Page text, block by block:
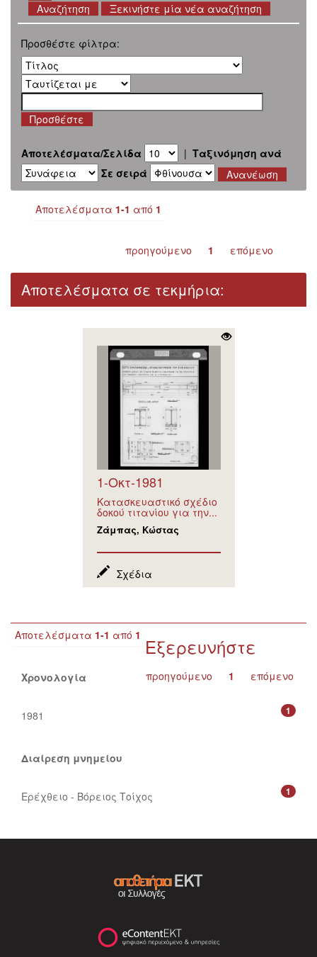
Ξεκινήστε μία νέα αναζήτηση
Προσθέστε φίλτρα:
Αποτελέσματα/Σελίδα | Ταξινόμηση ανά
Σε σειρά
Αποτελέσματα 1-1 από 1
προηγούμενο 1 επόμενο
Αποτελέσματα σε τεκμήρια:
1-Οκτ-1981
Κατασκευαστικό σχέδιο
δοκού τιτανίου για την...
Ζάμπας, Κώστας
Σχέδια
Αποτελέσματα 1-1 από 1
προηγούμενο 1 επόμενο
Εξερευνήστε
Χρονολογία
1
1981
Διαίρεση μνημείου
1
Ερέχθειο - Βόρειος Τοίχος